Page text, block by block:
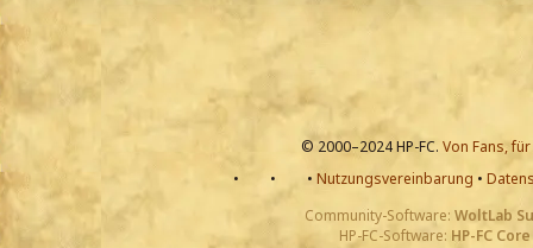
© 2000–2024 HP-FC. Von Fans,
•
• • Nutzungsvereinbarung •
Community-Software: WoltLab
HP-FC-Software: HP-FC Core